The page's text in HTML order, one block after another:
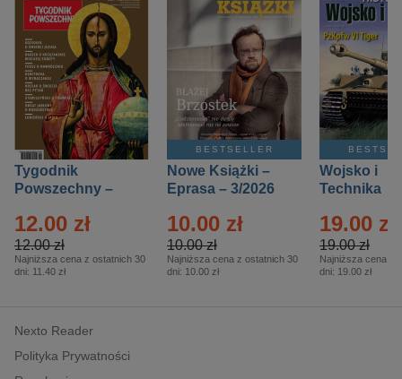
Tygodnik
Powszechny –
12.00 zł
12.00 zł
Najniższa cena z ostatnich 30
dni: 11.40 zł
BESTSELLER
Nowe Książki –
Eprasa – 3/2026
10.00 zł
10.00 zł
Najniższa cena z ostatnich 30
dni: 10.00 zł
Wojsko i
Technika
– 2/2026
19.00 zł
19.00 zł
Najniższa cena z
dni: 19.00 zł
Nexto Reader
Polityka Prywatności